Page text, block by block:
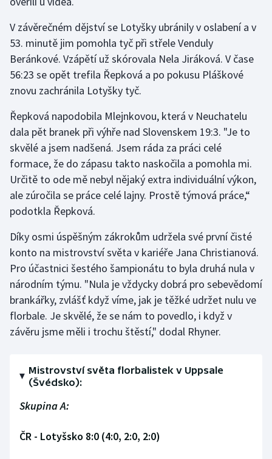
V závěrečném dějství se Lotyšky ubránily v oslabení a v
53. minutě jim pomohla tyč při střele Venduly
Beránkové. Vzápětí už skórovala Nela Jiráková. V čase
56:23 se opět trefila Řepková a po pokusu Pláškové
znovu zachránila Lotyšky tyč.
Řepková napodobila Mlejnkovou, která v Neuchatelu
dala pět branek při výhře nad Slovenskem 19:3. "Je to
skvělé a jsem nadšená. Jsem ráda za práci celé
formace, že do zápasu takto naskočila a pomohla mi.
Určitě to ode mě nebyl nějaký extra individuální výkon,
ale zúročila se práce celé lajny. Prostě týmová práce,“
podotkla Řepková.
Díky osmi úspěšným zákrokům udržela své první čisté
konto na mistrovství světa v kariéře Jana Christianová.
Pro účastnici šestého šampionátu to byla druhá nula v
národním týmu. "Nula je vždycky dobrá pro sebevědomí
brankářky, zvlášť když víme, jak je těžké udržet nulu ve
florbale. Je skvělé, že se nám to povedlo, i když v
závěru jsme měli i trochu štěstí," dodal Rhyner.
Mistrovství světa florbalistek v Uppsale
(Švédsko):
Skupina A:
ČR - Lotyšsko 8:0 (4:0, 2:0, 2:0)